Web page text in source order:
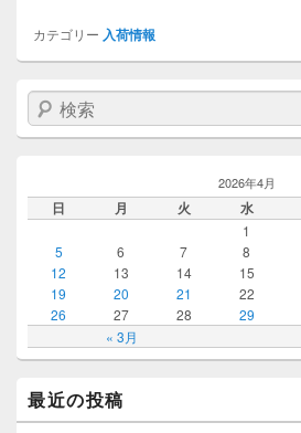
カテゴリー 入荷情報
検索
2026年4月
日 月 火 水
« 3月
1
5
6 7 8
12
13 14 15
19
20 21 22
26
27 28 29
最近の投稿